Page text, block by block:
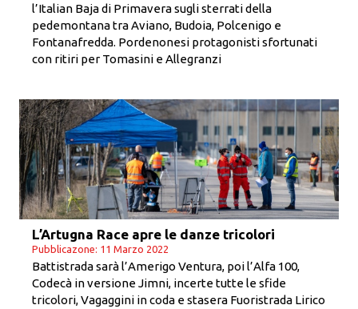
l’Italian Baja di Primavera sugli sterrati della
pedemontana tra Aviano, Budoia, Polcenigo e
Fontanafredda. Pordenonesi protagonisti sfortunati
con ritiri per Tomasini e Allegranzi
L’Artugna Race apre le danze tricolori
Pubblicazone: 11 Marzo 2022
Battistrada sarà l’Amerigo Ventura, poi l’Alfa 100,
Codecà in versione Jimni, incerte tutte le sfide
tricolori, Vagaggini in coda e stasera Fuoristrada Lirico